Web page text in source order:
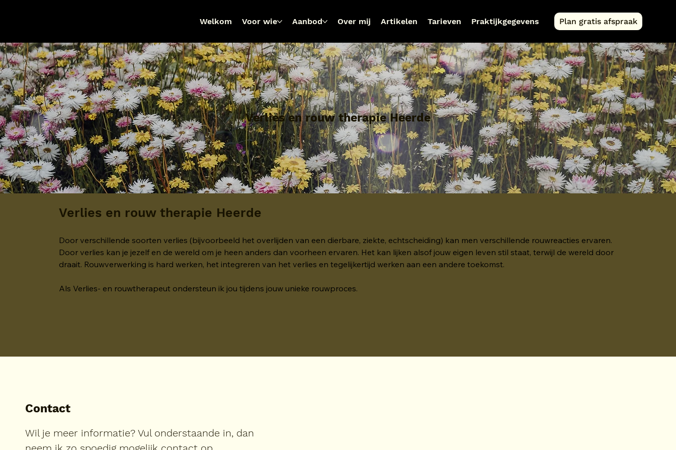
Welkom Voor wie Aanbod Over mij Artikelen Tarieven Praktijkgegevens Plan gratis afspraak
Verlies en rouw therapie Heerde
Verlies en rouw therapie Heerde
Door verschillende soorten verlies (bijvoorbeeld het overlijden van een dierbare, ziekte, echtscheiding) kan men verschillende rouwreacties ervaren.
Door verlies kan je jezelf en de wereld om je heen anders dan voorheen ervaren. Het kan lijken alsof jouw eigen leven stil staat, terwijl de wereld door
draait. Rouwverwerking is hard werken, het integreren van het verlies en tegelijkertijd werken aan een andere toekomst.
Als Verlies- en rouwtherapeut ondersteun ik jou tijdens jouw unieke rouwproces.
Contact
Wil je meer informatie? Vul onderstaande in, dan